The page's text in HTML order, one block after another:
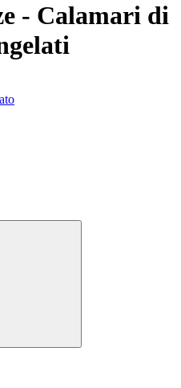
- Calamari di